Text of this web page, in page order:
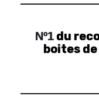
Nº1du
boites